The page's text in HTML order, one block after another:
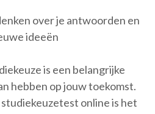
over je antwoorden en
ideeën
is een belangrijke
hebben op jouw toekomst.
online is het